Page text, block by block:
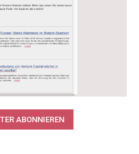
ABONNIEREN